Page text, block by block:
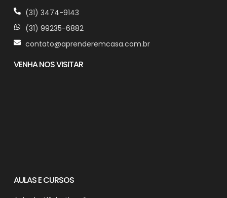
(31) 3474-9143
(31) 99235-6882
contato@aprenderemcasa.com.br
VENHA NOS VISITAR
AULAS E CURSOS